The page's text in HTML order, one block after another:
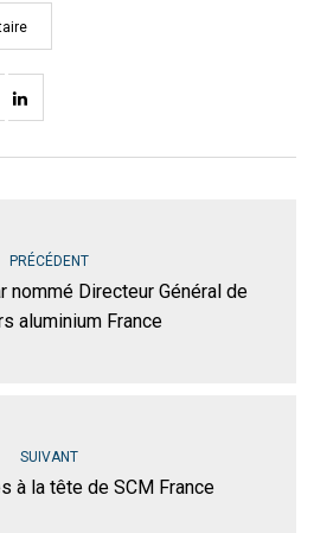
PRÉCÉDENT
nommé Directeur Général de
aluminium France
SUIVANT
à la tête de SCM France